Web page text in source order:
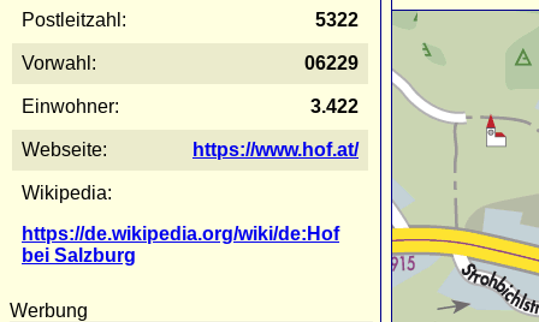
Postleitzahl: 5322
Vorwahl: 06229
Einwohner: 3.422
Webseite: https://www.hof.at/
Wikipedia:
https://de.wikipedia.org/wiki/de:Hof
bei Salzburg
Werbung